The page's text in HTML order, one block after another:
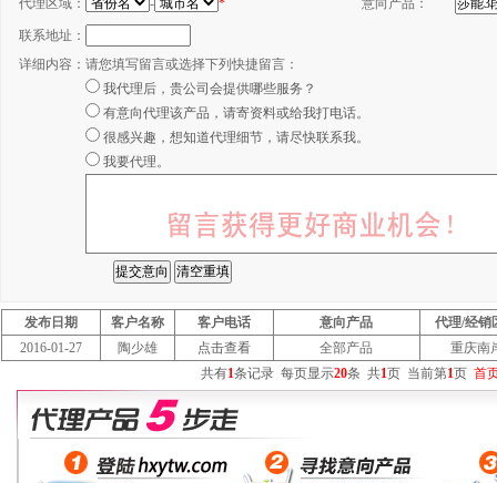
代理区域： - * 意向产品：
联系地址：
详细内容： 请您填写留言或选择下列快捷留言：
我代理后，贵公司会提供哪些服务？
有意向代理该产品，请寄资料或给我打电话。
很感兴趣，想知道代理细节，请尽快联系我。
我要代理。
发布日期 客户名称 客户电话 意向产品
代理/经销
2016-01-27
陶少雄 点击查看 全部产品
重庆南
共有1条记录 每页显示20条 共1页 当前第1页 首